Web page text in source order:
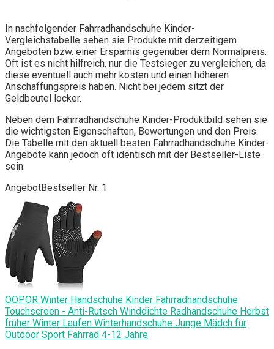
In nachfolgender Fahrradhandschuhe Kinder-
Vergleichstabelle sehen sie Produkte mit derzeitigem
Angeboten bzw. einer Ersparnis gegenüber dem Normalpreis.
Oft ist es nicht hilfreich, nur die Testsieger zu vergleichen, da
diese eventuell auch mehr kosten und einen höheren
Anschaffungspreis haben. Nicht bei jedem sitzt der
Geldbeutel locker.
Neben dem Fahrradhandschuhe Kinder-Produktbild sehen sie
die wichtigsten Eigenschaften, Bewertungen und den Preis.
Die Tabelle mit den aktuell besten Fahrradhandschuhe Kinder-
Angebote kann jedoch oft identisch mit der Bestseller-Liste
sein.
AngebotBestseller Nr. 1
OOPOR Winter Handschuhe Kinder Fahrradhandschuhe
Touchscreen - Anti-Rutsch Winddichte Radhandschuhe Herbst
früher Winter Laufen Winterhandschuhe Junge Mädch für
Outdoor Sport Fahrrad 4-12 Jahre